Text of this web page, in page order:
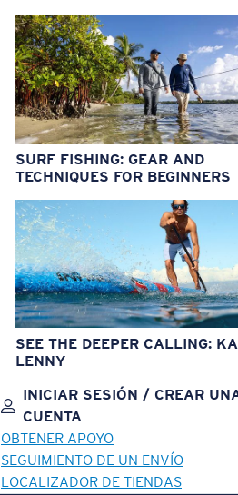
SURF FISHING: GEAR AND
TECHNIQUES FOR BEGINNERS
SEE THE DEEPER CALLING:
LENNY
INICIAR SESIÓN / CREAR
CUENTA
OBTENER APOYO
SEGUIMIENTO DE UN ENVÍO
LOCALIZADOR DE TIENDAS